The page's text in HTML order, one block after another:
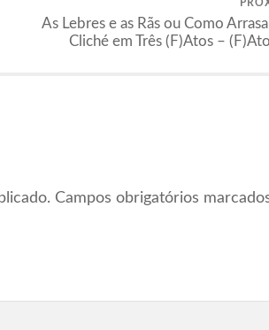
As Lebres e as Rãs ou Como
Cliché em Três (F)Atos –
Campos obrigatórios